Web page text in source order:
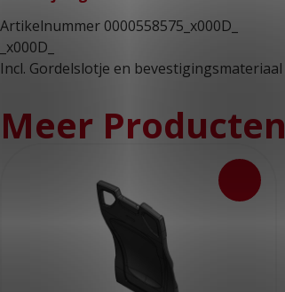
Artikelnummer 0000558575_x000D_
_x000D_
Incl. Gordelslotje en bevestigingsmateriaal
Meer Producten